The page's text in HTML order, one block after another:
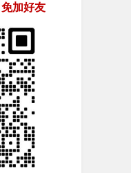
免加好友